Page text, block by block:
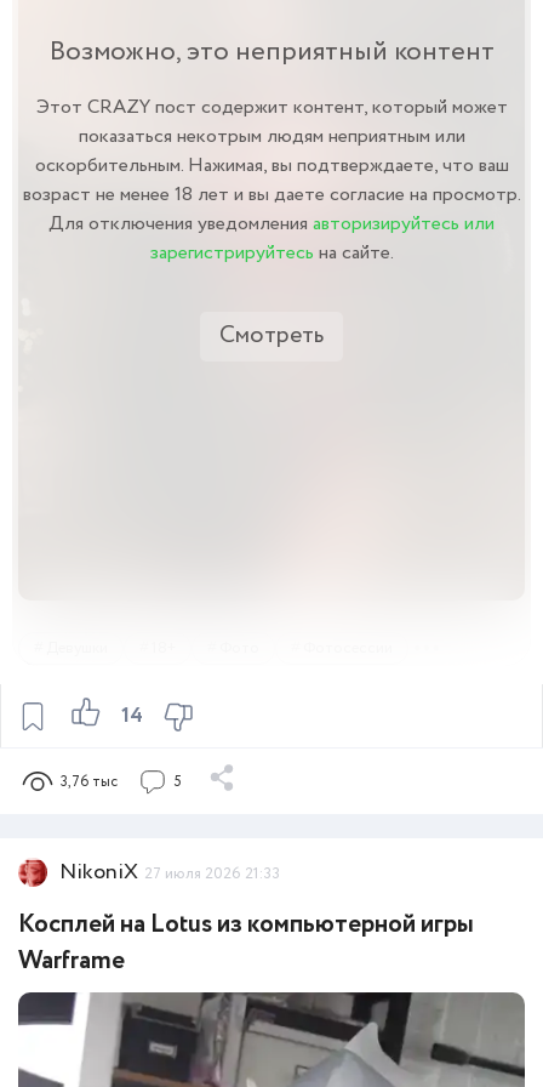
14
Возможно, это неприятный контент
Этот CRAZY пост содержит контент, который может
показаться некотрым людям неприятным или
оскорбительным. Нажимая, вы подтверждаете, что ваш
возраст не менее 18 лет и вы даете согласие на просмотр.
Для отключения уведомления авторизируйтесь или
зарегистрируйтесь на сайте.
Смотреть
3,76 тыс 5
NikoniX 27 июля 2026 21:33
Косплей на Lotus из компьютерной игры
Warframe